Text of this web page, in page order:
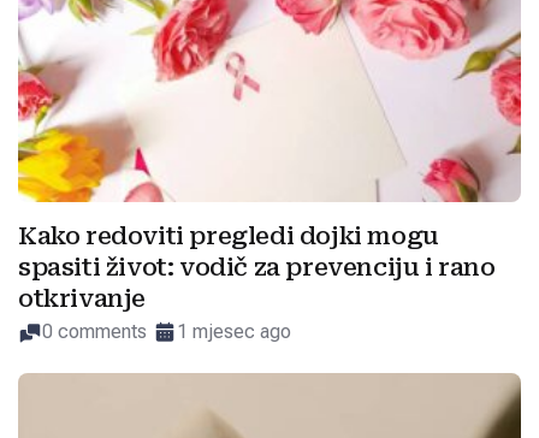
Kako redoviti pregledi dojki mogu
spasiti život: vodič za prevenciju i rano
otkrivanje
0 comments 1 mjesec ago